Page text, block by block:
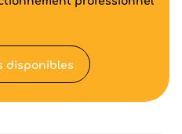
disponibles